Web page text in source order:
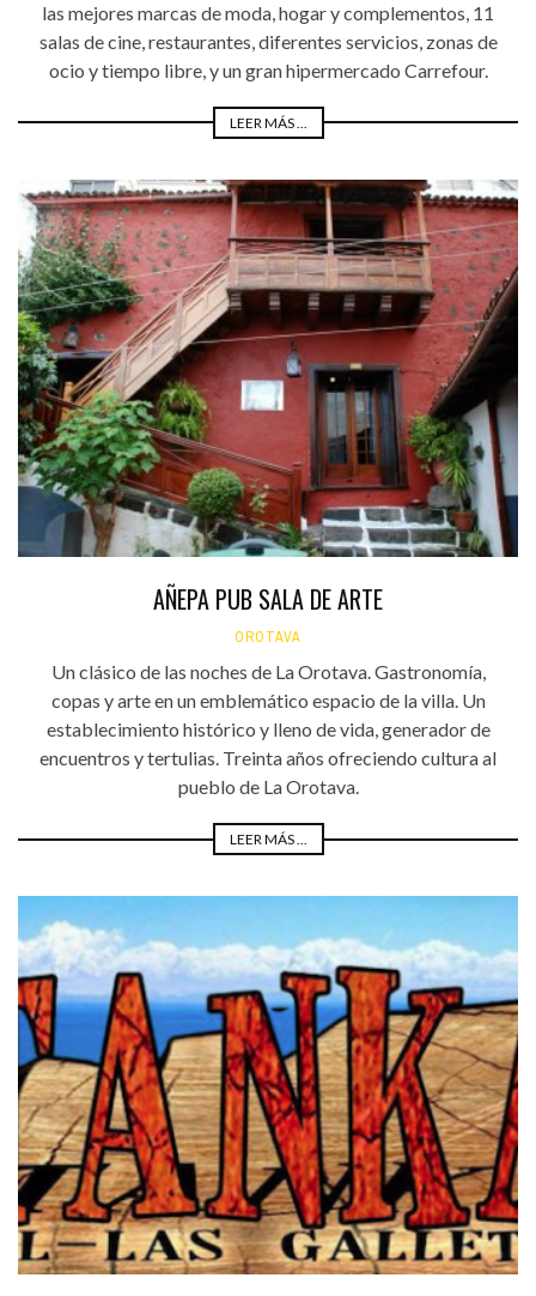
las mejores marcas de moda, hogar y complementos, 11
salas de cine, restaurantes, diferentes servicios, zonas de
ocio y tiempo libre, y un gran hipermercado Carrefour.
LEER MÁS ...
AÑEPA PUB SALA DE ARTE
OROTAVA
Un clásico de las noches de La Orotava. Gastronomía,
copas y arte en un emblemático espacio de la villa. Un
establecimiento histórico y lleno de vida, generador de
encuentros y tertulias. Treinta años ofreciendo cultura al
pueblo de La Orotava.
LEER MÁS ...